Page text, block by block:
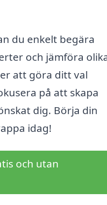
du enkelt begära
och jämföra
att göra ditt val
på att skapa
dig. Börja din
idag!
och utan